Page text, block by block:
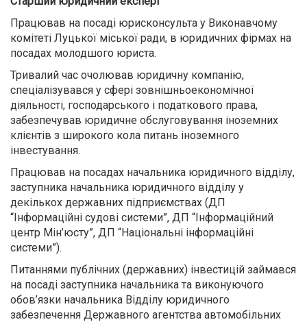
Працював на посаді юрисконсульта у Виконавчому
комітеті Луцької міської ради, в юридичних фірмах на
посадах молодшого юриста.
Тривалий час очолював юридичну компанію,
спеціалізувався у сфері зовнішньоекономічної
діяльності, господарського і податкового права,
забезпечував юридичне обслуговування іноземних
клієнтів з широкого кола питань іноземного
інвестування.
Працював на посадах начальника юридичного відділу,
заступника начальника юридичного відділу у
декількох державних підприємствах (ДП
“Інформаційні судові системи”, ДП “Інформаційний
центр Мін’юсту”, ДП “Національні інформаційні
системи”).
Питаннями публічних (державних) інвестицій займався
на посаді заступника начальника та виконуючого
обов’язки начальника Відділу юридичного
забезпечення Державного агентства автомобільних